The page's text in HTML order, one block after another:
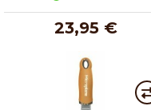
23,95 €